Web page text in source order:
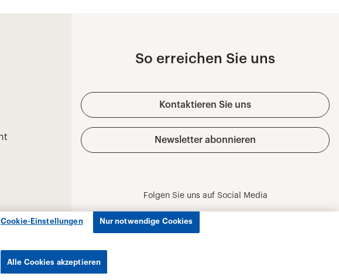
Cookie-Einstellungen Nur notwendige Cookies
Alle Cookies akzeptieren